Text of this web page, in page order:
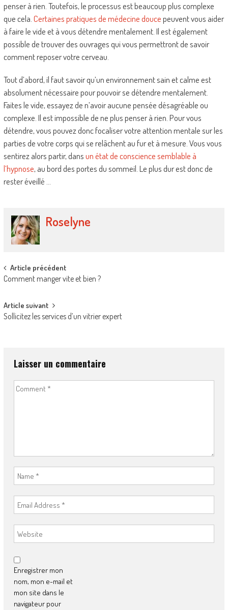
penser à rien. Toutefois, le processus est beaucoup plus complexe
que cela.Certaines pratiques de médecine doucepeuvent vous aider
à faire le vide et à vous détendre mentalement. Il est également
possible de trouver des ouvrages qui vous permettront de savoir
comment reposer votre cerveau.
Tout d’abord, il faut savoir qu’un environnement sain et calme est
absolument nécessaire pour pouvoir se détendre mentalement.
Faites le vide, essayez de n’avoir aucune pensée désagréable ou
complexe. Il est impossible de ne plus penser à rien. Pour vous
détendre, vous pouvez donc focaliser votre attention mentale sur les
parties de votre corps qui se relâchent au fur et à mesure. Vous vous
sentirez alors partir, dansun état de conscience semblable à
l’hypnose, au bord des portes du sommeil. Le plus dur est donc de
rester éveillé …
Roselyne
Post
navigation
Article précédent
Comment manger vite et bien ?
Article suivant
Sollicitez les services d’un vitrier expert
Laisser un commentaire
Enregistrer mon
nom, mon e-mail et
mon site dans le
navigateur pour